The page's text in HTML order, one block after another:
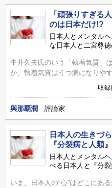
「頑張りすぎる
のは日本だけ!?
日本人とメンタル
な日本人と二宮尊
中井久夫氏のいう「執着気質」
か。執着気質はうつ病になりや
収
與那覇潤 評論家
日本人の生きづ
『分裂病と人類』
日本人とメンタル
べる日本人と『分裂
いま、日本人の“心”はどこに